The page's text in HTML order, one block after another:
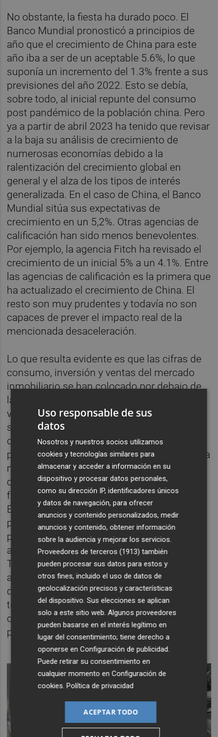
No obstante, la fiesta ha durado poco. El
Banco Mundial pronosticó a principios de
año que el crecimiento de China para este
año iba a ser de un aceptable 5.6%, lo que
suponía un incremento del 1.3% frente a sus
previsiones del año 2022. Esto se debía,
sobre todo, al inicial repunte del consumo
post pandémico de la población china. Pero
ya a partir de abril 2023 ha tenido que revisar
a la baja su análisis de crecimiento de
numerosas economías debido a la
ralentización del crecimiento global en
general y el alza de los tipos de interés
generalizada. En el caso de China, el Banco
Mundial sitúa sus expectativas de
crecimiento en un 5,2%. Otras agencias de
calificación han sido menos benevolentes.
Por ejemplo, la agencia Fitch ha revisado el
crecimiento de un inicial 5% a un 4.1%. Entre
las agencias de calificación es la primera que
ha actualizado el crecimiento de China. El
resto son muy prudentes y todavía no son
capaces de prever el impacto real de la
mencionada desaceleración.
Lo que resulta evidente es que las cifras de
consumo, inversión y ventas del mercado
inmobiliario se han colocado por debajo de
las expectativas. Incluso algunos expertos
vaticinan que la economía no crecerá en la
segunda parte del año 2023. Esta situación
de cierto enfriamiento quizás ha resultado
positiva, a muy corto plazo, para la economía
mundial ya que ha evitado que China se
convirtiese, como apuntaThe Economist
fuerza inflacionista para la economía global.
En efecto, su incremento de la demanda
post-covid de crudo no ha impedido que su
precio se haya reducido en un 10% respecto
a su momento álgido de enero de 2023.
Tampoco han incremento su precio ni el
acero ni el cobre. Asimismo, el Yuan se ha
debilitado frente al dólar lo que hace que, si
tomamos como referencia el año anterior, lo
que pagan los americanos para los
productos chinos les cueste un 2% menos.
Uso responsable de sus
datos
Nosotros y nuestros socios utilizamos
cookies y tecnologías similares para
almacenar y acceder a información en su
dispositivo y procesar datos personales,
como su dirección IP, identificadores únicos
y datos de navegación, para ofrecer
anuncios y contenido personalizados, medir
anuncios y contenido, obtener información
sobre la audiencia y mejorar los servicios.
Proveedores de terceros (1913) también
pueden procesar sus datos para estos y
otros fines, incluido el uso de datos de
geolocalización precisos y características
del dispositivo. Sus elecciones se aplican
solo a este sitio web. Algunos proveedores
pueden basarse en el interés legítimo en
lugar del consentimiento; tiene derecho a
oponerse enConfiguración de publicidad
Puede retirar su consentimiento en
cualquier momento enConfiguración de
cookies .Política de privacidad
ACEPTAR TODO